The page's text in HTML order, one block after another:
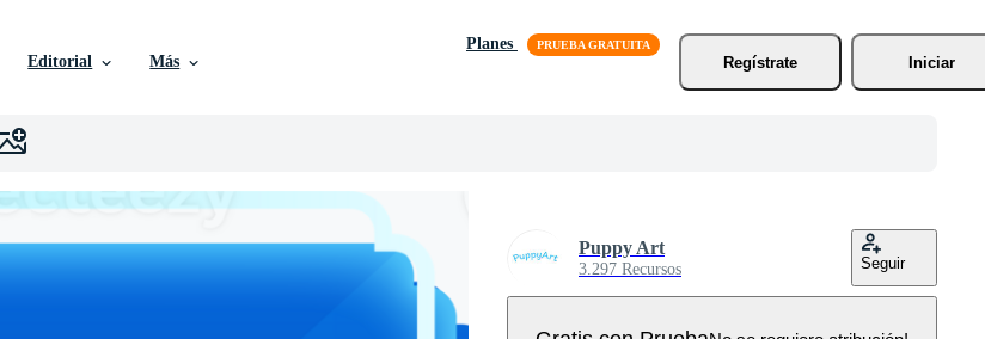
Editorial Más
Planes
Regístrate
Iniciar
Puppy Art
3.297 Recursos Seguir